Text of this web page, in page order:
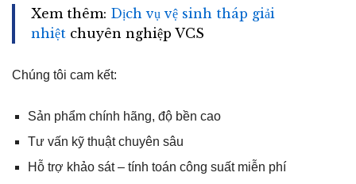
Xem thêm: Dịch vụ vệ sinh tháp giải
nhiệt chuyên nghiệp VCS
Chúng tôi cam kết:
Sản phẩm chính hãng, độ bền cao
Tư vấn kỹ thuật chuyên sâu
Hỗ trợ khảo sát – tính toán công suất miễn phí